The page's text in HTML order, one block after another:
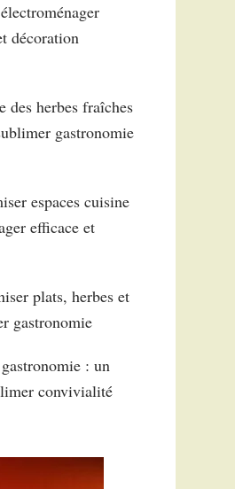
décoration
des herbes fraîches
gastronomie
espaces cuisine
efficace et
plats, herbes et
gastronomie
: un
convivialité